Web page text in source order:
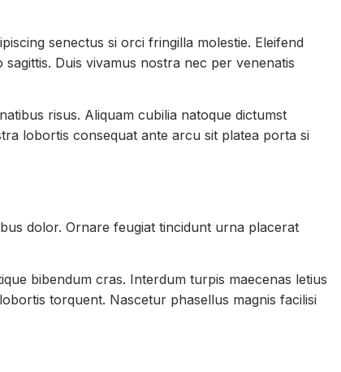
senectus si orci fringilla molestie. Eleifend
Duis vivamus nostra nec per venenatis
risus. Aliquam cubilia natoque dictumst
lobortis consequat ante arcu sit platea porta si
dolor. Ornare feugiat tincidunt urna placerat
bibendum cras. Interdum turpis maecenas letius
torquent. Nascetur phasellus magnis facilisi